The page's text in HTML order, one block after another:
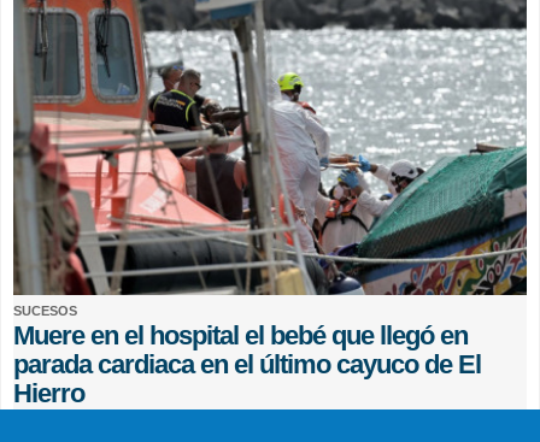
SUCESOS
Muere en el hospital el bebé que llegó en
parada cardiaca en el último cayuco de El
Hierro